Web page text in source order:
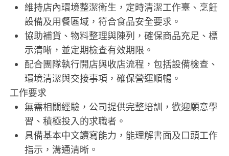
維持店內環境整潔衛生，定時清潔工作臺、烹飪
設備及用餐區域，符合食品安全要求。
協助補貨、物料整理與陳列，確保商品充足、標
示清晰，並定期檢查有效期限。
配合團隊執行開店與收店流程，包括設備檢查、
環境清潔與交接事項，確保營運順暢。
工作要求
無需相關經驗，公司提供完整培訓，歡迎願意學
習、積極投入的求職者。
具備基本中文讀寫能力，能理解書面及口頭工作
指示，溝通清晰。